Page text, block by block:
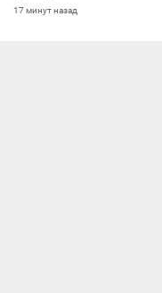
17 минут назад